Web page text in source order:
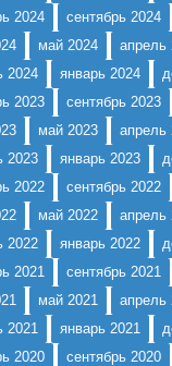
2024 сентябрь 2024
май 2024
апрель
2024 январь 2024
2023 сентябрь 2023
май 2023
апрель
2023 январь 2023
2022 сентябрь 2022
май 2022
апрель
2022 январь 2022
2021 сентябрь 2021
май 2021
апрель
2021 январь 2021
2020 сентябрь 2020